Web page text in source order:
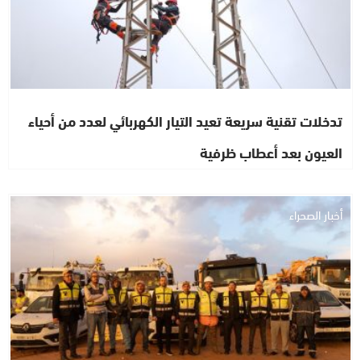
تدخلات تقنية سريعة تعيد التيار الكهربائي لعدد من أحياء
العيون بعد أعطاب ظرفية
أخبار الصحراء